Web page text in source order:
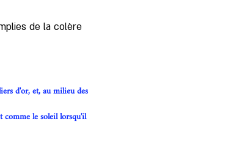
de la colère
d'or, et, au milieu des
comme le soleil lorsqu'il